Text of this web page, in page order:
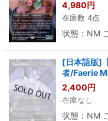
4,980円
在庫数 4点
状態：NM
[日本語版]
者/Faerie
2,400円
在庫なし
状態：NM